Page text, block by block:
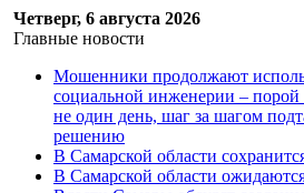
Четверг, 6 августа 2026
Главные новости
Мошенники продолжают
социальной инженерии – порой
не один день, шаг за шагом
решению
В Самарской области
В Самарской области